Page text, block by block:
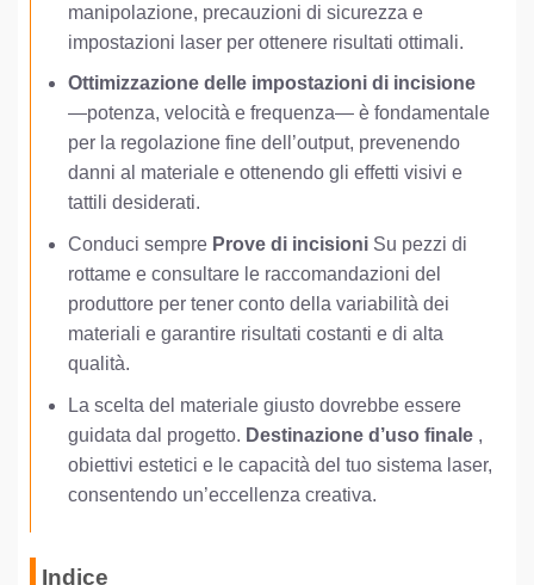
manipolazione, precauzioni di sicurezza e
impostazioni laser per ottenere risultati ottimali.
Ottimizzazione delle impostazioni di incisione
—potenza, velocità e frequenza— è fondamentale
per la regolazione fine dell’output, prevenendo
danni al materiale e ottenendo gli effetti visivi e
tattili desiderati.
Conduci sempre Prove di incisioniSu pezzi di
rottame e consultare le raccomandazioni del
produttore per tener conto della variabilità dei
materiali e garantire risultati costanti e di alta
qualità.
La scelta del materiale giusto dovrebbe essere
guidata dal progetto. Destinazione d’uso finale,
obiettivi estetici e le capacità del tuo sistema laser,
consentendo un’eccellenza creativa.
Indice